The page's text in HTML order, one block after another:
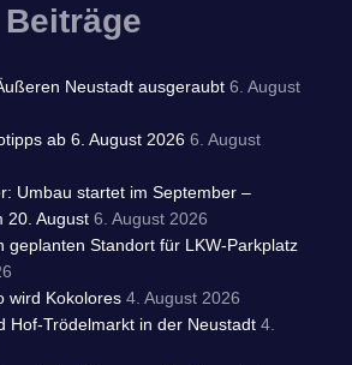
Neustadt ausgeraubt 6. August
ab 6. August 2026 6. August
Umbau startet im September –
20. August 6. August 2026
geplanten Standort für LKW-Parkplatz
wird Kokolores 4. August 2026
Hof-Trödelmarkt in der Neustadt 4.